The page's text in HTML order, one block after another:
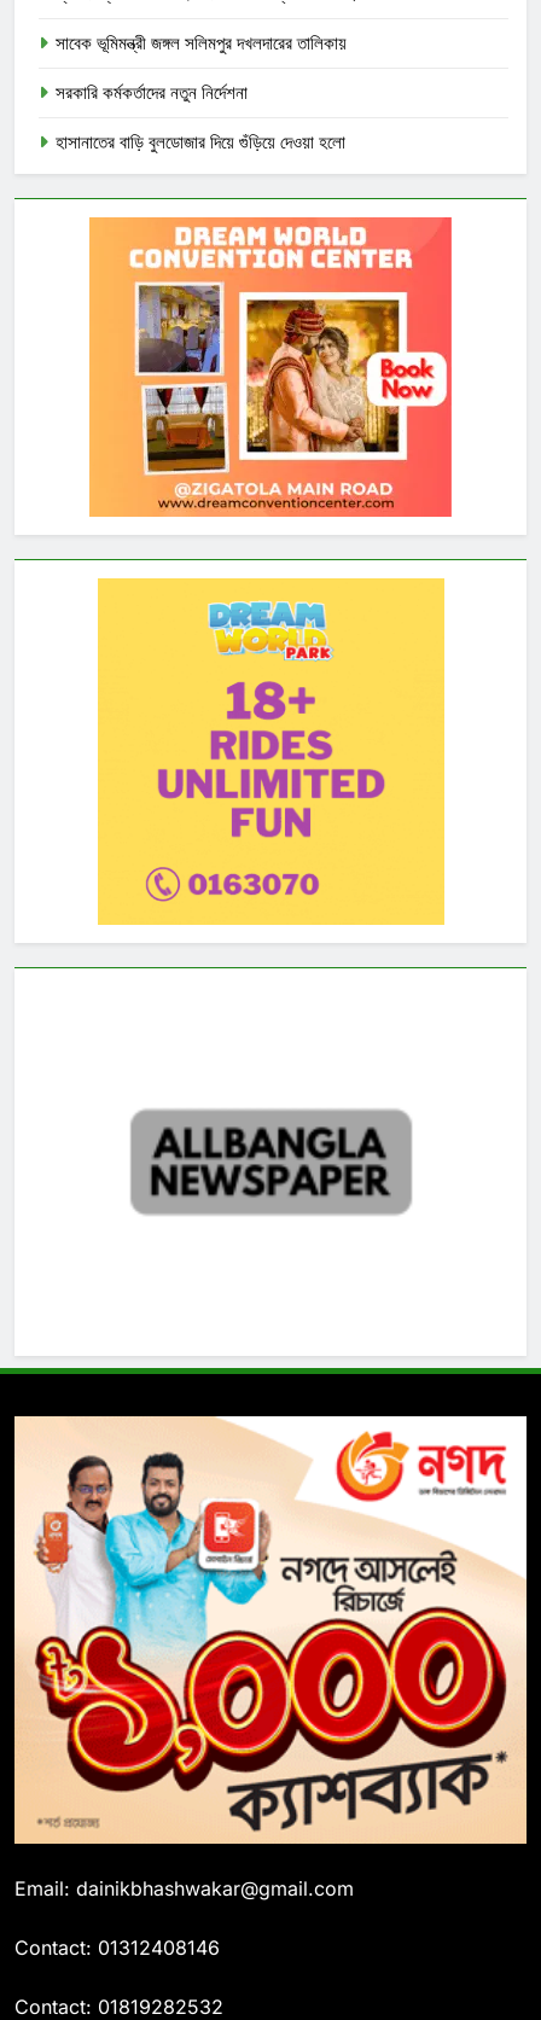
সাবেক ভূমিমন্ত্রী জঙ্গল সলিমপুর দখলদারের তালিকায়
সরকারি কর্মকর্তাদের নতুন নির্দেশনা
হাসানাতের বাড়ি বুলডোজার দিয়ে গুঁড়িয়ে দেওয়া হলো
Email: dainikbhashwakar@gmail.com
Contact: 01312408146
Contact: 01819282532